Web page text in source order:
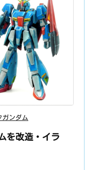
ガンダム
を改造・イラ